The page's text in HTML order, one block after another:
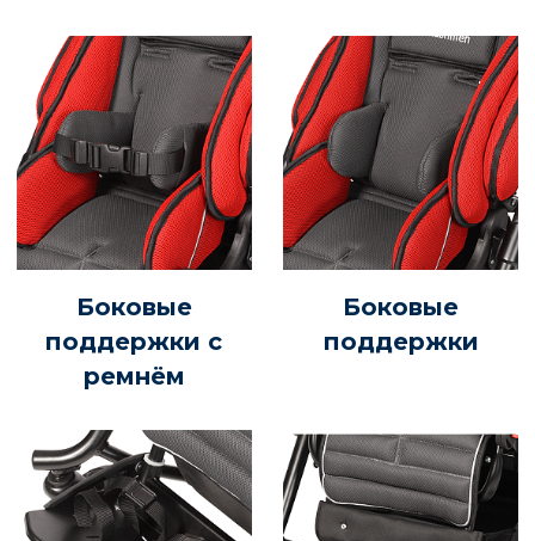
Боковые
поддержки с
ремнём
Боковые
поддержки